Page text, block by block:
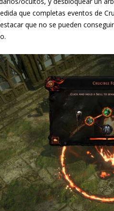
que completas eventos de
que no se pueden